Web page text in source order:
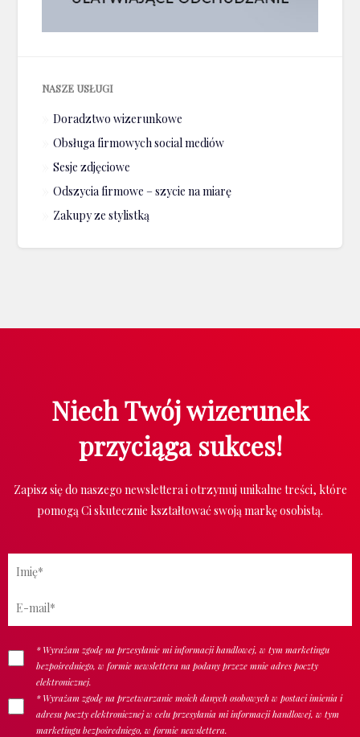
NASZE USŁUGI
Doradztwo wizerunkowe
Obsługa firmowych social mediów
Sesje zdjęciowe
Odszycia firmowe – szycie na miarę
Zakupy ze stylistką
Niech Twój wizerunek
przyciąga sukces!
Zapisz się do naszego newslettera i otrzymuj unikalne treści, które
pomogą Ci skutecznie kształtować swoją markę osobistą.
* Wyrażam zgodę na przesyłanie mi informacji handlowej, w tym marketingu
bezpośredniego, w formie newslettera na podany przeze mnie adres poczty
elektronicznej.
* Wyrażam zgodę na przetwarzanie moich danych osobowych w postaci imienia i
adresu poczty elektronicznej w celu przesyłania mi informacji handlowej, w tym
marketingu bezpośredniego, w formie newslettera.